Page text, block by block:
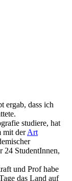
ergab, dass ich
studiere, hat
mit derArt
24 StudentInnen,
und Prof habe
das Land auf